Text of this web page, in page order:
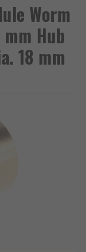
Worm
Hub
18 mm